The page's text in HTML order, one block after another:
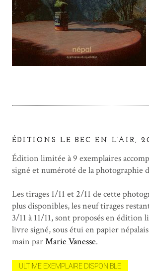
ÉDITIONS LE BEC EN L’AIR,
Édition limitée à 9 exemplaires
signé et numéroté de la photographie
Les tirages 1/11 et 2/11 de cette
plus disponibles, les neuf tirages
3/11 à 11/11, sont proposés en édition
livre signé, sous étui en papier
main parMarie Vanesse.
ULTIME EXEMPLAIRE DISPONIBLE